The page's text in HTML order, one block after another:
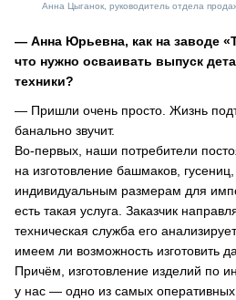
Анна Цыганок, руководитель отдела
— Анна Юрьевна, как на заводе
что нужно осваивать выпуск
техники?
— Пришли очень просто. Жизнь
банально звучит.
Во-первых, наши потребители
на изготовление башмаков,
индивидуальным размерам для
есть такая услуга. Заказчик
техническая служба его
имеем ли возможность изготовить
Причём, изготовление изделий по
у нас — одно из самых